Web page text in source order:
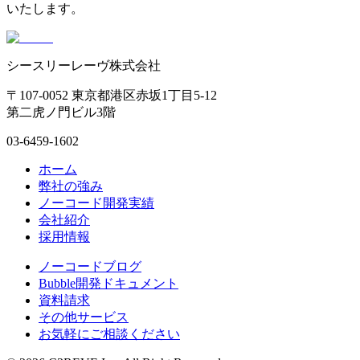
いたします。
シースリーレーヴ株式会社
〒107-0052 東京都港区赤坂1丁目5-12
第二虎ノ門ビル3階
03-6459-1602
ホーム
弊社の強み
ノーコード開発実績
会社紹介
採用情報
ノーコードブログ
Bubble開発ドキュメント
資料請求
その他サービス
お気軽にご相談ください